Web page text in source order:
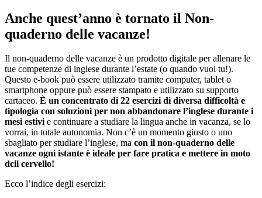
Anche quest’anno è tornato il Non-
quaderno delle vacanze!
Il non-quaderno delle vacanze è un prodotto digitale per allenare le
tue competenze di inglese durante l’estate (o quando vuoi tu!).
Questo e-book può essere utilizzato tramite computer, tablet o
smartphone oppure può essere stampato e utilizzato su supporto
cartaceo. È un concentrato di 22 esercizi di diversa difficoltà e
tipologia con soluzioni per non abbandonare l’inglese durante i
mesi estivie continuare a studiare la lingua anche in vacanza, se lo
vorrai, in totale autonomia. Non c’è un momento giusto o uno
sbagliato per studiare l’inglese, ma con il non-quaderno delle
vacanze ogni istante è ideale per fare pratica e mettere in moto
dcil cervello!
Ecco l’indice degli esercizi: